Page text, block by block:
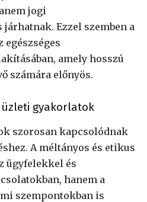
jogi
Ezzel szemben a
egészséges
amely hosszú
számára előnyös.
gyakorlatok
szorosan kapcsolódnak
A méltányos és etikus
ügyfelekkel és
hanem a
szempontokban is